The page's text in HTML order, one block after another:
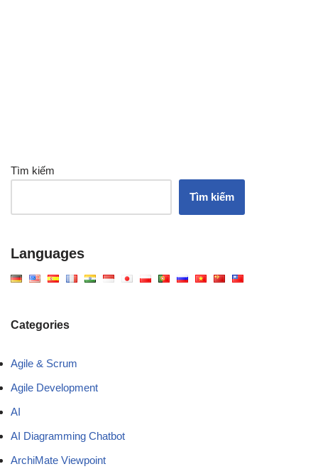
Tìm kiếm
Tìm kiếm
Languages
Categories
Agile & Scrum
Agile Development
AI
AI Diagramming Chatbot
ArchiMate Viewpoint